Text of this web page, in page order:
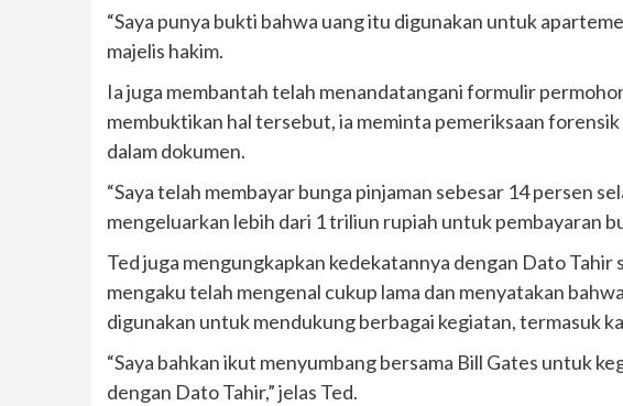
“Saya punya bukti bahwa uang itu digunakan untuk
majelis hakim.
Ia juga membantah telah menandatangani formulir
membuktikan hal tersebut, ia meminta pemeriksaan
dalam dokumen.
“Saya telah membayar bunga pinjaman sebesar 14 persen
mengeluarkan lebih dari 1 triliun rupiah untuk pembayaran
Ted juga mengungkapkan kedekatannya dengan Dato Tahir
mengaku telah mengenal cukup lama dan menyatakan
digunakan untuk mendukung berbagai kegiatan, termasuk
“Saya bahkan ikut menyumbang bersama Bill Gates untuk
dengan Dato Tahir,” jelas Ted.